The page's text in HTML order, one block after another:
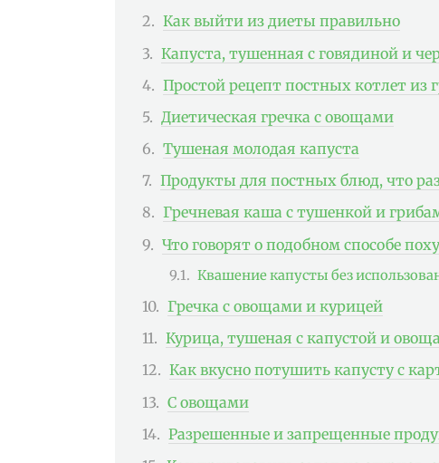
Как выйти из диеты правильно
Капуста, тушенная с говядиной и
Простой рецепт постных котлет из
Диетическая гречка с овощами
Тушеная молодая капуста
Продукты для постных блюд, что
Гречневая каша с тушенкой и
Что говорят о подобном способе
Квашение капусты без
Гречка с овощами и курицей
Курица, тушеная с капустой и
Как вкусно потушить капусту с
С овощами
Разрешенные и запрещенные